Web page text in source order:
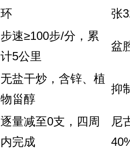
环
张
步速≥100步/分，累
计5公里
盆
无盐干炒，含锌、植
物甾醇
抑
逐量减至0支，四周
内完成
尼